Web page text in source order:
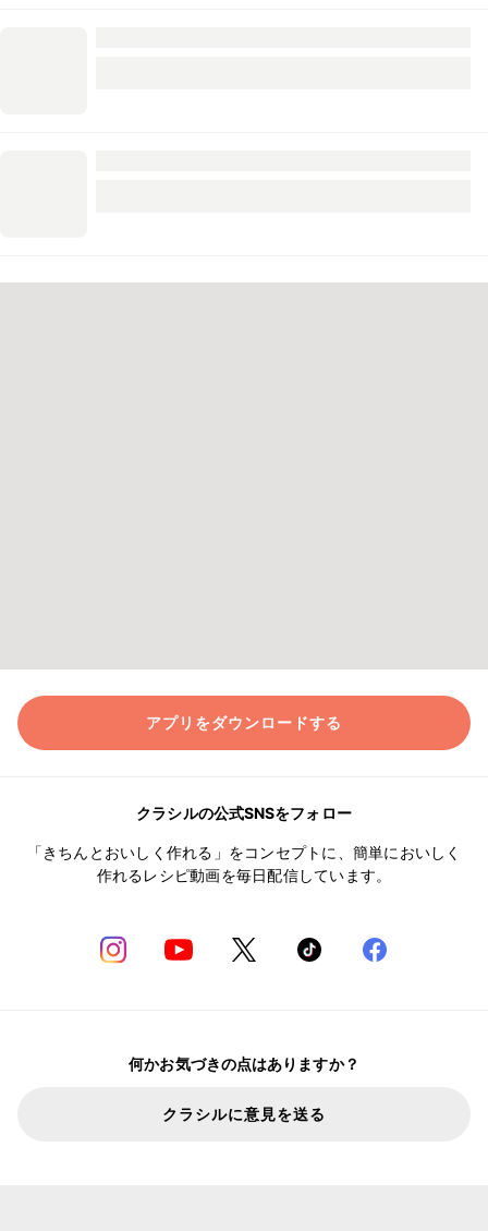
アプリをダウンロードする
クラシルの公式SNSをフォロー
「きちんとおいしく作れる」をコンセプトに、簡単においしく
作れるレシピ動画を毎日配信しています。
何かお気づきの点はありますか？
クラシルに意見を送る